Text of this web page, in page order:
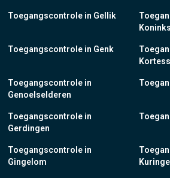
Toegangscontrole in Gellik
Toegangscontrole in Genk
Toegangscontrole in
Genoelselderen
Toegangscontrole in
Gerdingen
Toegangscontrole in
Gingelom